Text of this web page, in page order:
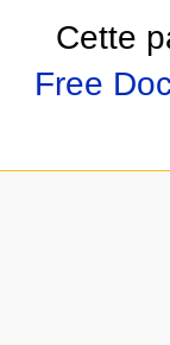
Cette
Free